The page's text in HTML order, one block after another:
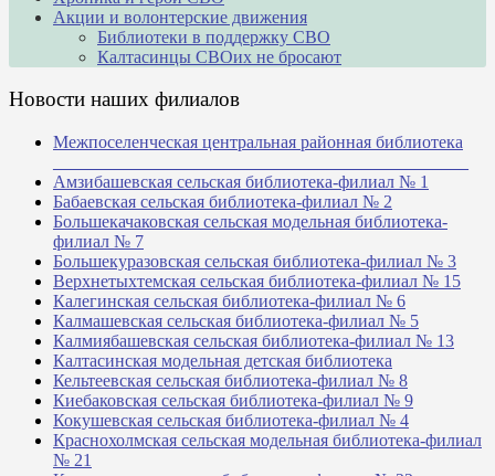
Акции и волонтерские движения
Библиотеки в поддержку СВО
Калтасинцы СВОих не бросают
Новости наших филиалов
Межпоселенческая центральная районная библиотека
Амзибашевская сельская библиотека-филиал № 1
Бабаевская сельская библиотека-филиал № 2
Большекачаковская сельская модельная библиотека-
филиал № 7
Большекуразовская сельская библиотека-филиал № 3
Верхнетыхтемская сельская библиотека-филиал № 15
Калегинская сельская библиотека-филиал № 6
Калмашевская сельская библиотека-филиал № 5
Калмиябашевская сельская библиотека-филиал № 13
Калтасинская модельная детская библиотека
Кельтеевская сельская библиотека-филиал № 8
Киебаковская сельская библиотека-филиал № 9
Кокушевская сельская библиотека-филиал № 4
Краснохолмская сельская модельная библиотека-филиал
№ 21